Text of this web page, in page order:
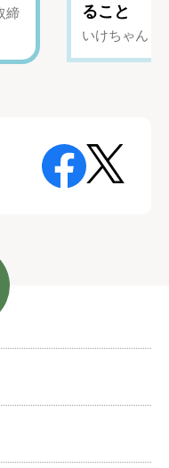
締
ること
いけちゃん（